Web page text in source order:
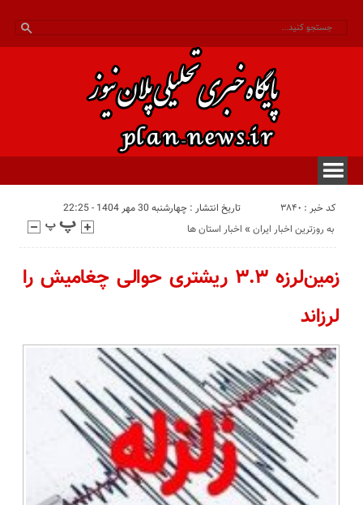
کد خبر : 3840
تاریخ انتشار : چهارشنبه 30 مهر 1404 - 22:25
اخبار استان ها « به روزترین اخبار ایران
زمین‌لرزه ۳.۳ ریشتری حوالی چغامیش را
لرزاند